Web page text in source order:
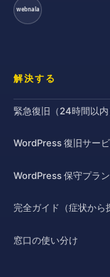
webnala
解決する
緊急復旧（24時間以内
WordPress 復旧サー
WordPress 保守プラン
完全ガイド（症状から
窓口の使い分け